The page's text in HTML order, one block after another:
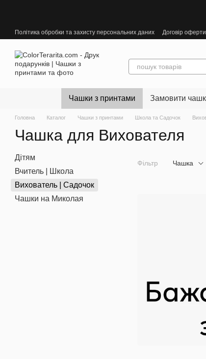
Політика обробки та захисту персональних даних Договір оферти
Чашки з принтами Замовити
Головна Каталог Чашки з принтами Школа та Садочок
Чашка для Вихователя
Фільтр Чашка
Дітям
Вчитель | Школа
Вихователь | Cадочок
Чашки на Миколая